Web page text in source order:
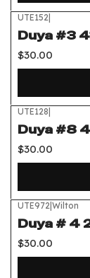
UTE152|
Duya #3
$30.00
UTE128|
Duya #8
$30.00
UTE972|Wilton
Duya # 4
$30.00